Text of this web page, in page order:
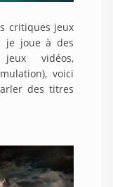
critiques jeux
je joue à des
vidéos,
voici
des titres